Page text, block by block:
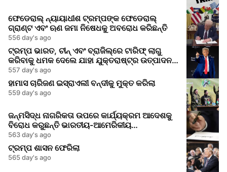
ଫେଡେରାଲ୍ ନ୍ୟାୟାଧୀଶ ଟ୍ରମ୍ପଙ୍କ ଫେଡେରାଲ୍
ଗ୍ରାଣ୍ଟ ଏବଂ ଋଣ ଜମା ନିଷେଧକୁ ଅବରୋଧ କରିଛନ୍ତି
556 day's ago
ଟ୍ରମ୍ପ ଭାରତ, ଚୀନ୍ ଏବଂ ବ୍ରାଜିଲ୍‌ରେ ଟାରିଫ୍ ଲାଗୁ
କରିବାକୁ ଧମକ ଦେଲେ ଯାହା ଯୁକ୍ତରାଷ୍ଟ୍ର ଉତ୍ପାଦନକୁ
ବୃଦ୍ଧି କରିବ
557 day's ago
ହାମାସ ଚାରିଜଣ ଇସ୍ରାଏଲୀ ବନ୍ଦୀକୁ ମୁକ୍ତ କରିଲା
559 day's ago
ଜନ୍ମସିଦ୍ଧ ନାଗରିକତା ଉପରେ କାର୍ଯ୍ୟକ୍ରମ ଆଦେଶକୁ
ବିରୋଧ କରୁଛନ୍ତି ଭାରତୀୟ-ଆମେରିକୀୟ
ଆଇନଜୀବୀମାନେ
563 day's ago
ଟ୍ରମ୍ପ ଶାସନ ଫେରିଲା
565 day's ago